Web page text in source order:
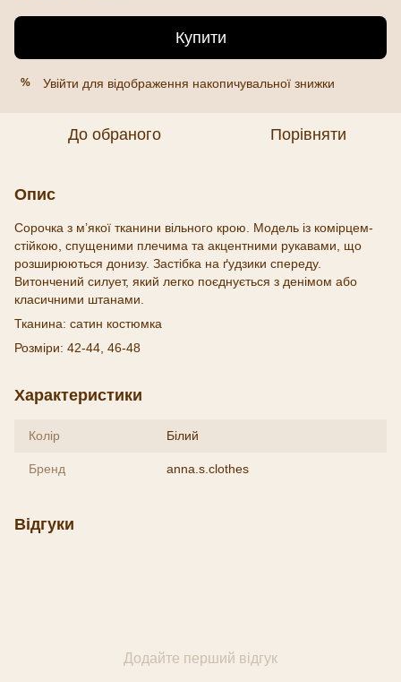
Купити
% Увійти для відображення накопичувальної знижки
До обраного Порівняти
Опис
Сорочка з м’якої тканини вільного крою. Модель із комірцем-
стійкою, спущеними плечима та акцентними рукавами, що
розширюються донизу. Застібка на ґудзики спереду.
Витончений силует, який легко поєднується з денімом або
класичними штанами.
Тканина: сатин костюмка
Розміри: 42-44, 46-48
Характеристики
Колір Білий
Бренд anna.s.clothes
Відгуки
Додайте перший відгук